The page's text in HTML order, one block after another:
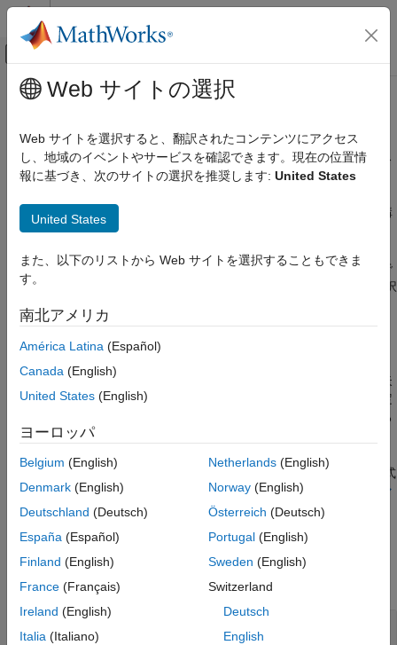
コンテンツへスキップ
オフキャンバス ナビゲーション メ
ドキュメンテーションのホーム
シミュレーション
カテゴリ
シミュレーション条件の構成
シミュレーション結果の表示と解析
シミュレーションのテストとデバッグ
パフォーマンスの最適化
メインコンテンツ
シミュレーション条件の構成
ソルバーを選択、初期条件を設定、入力データセットを選択、ス
テップ サイズを設定
ることなく迅速かつ正確にシミュレーションを実行するように構
成することができます。
シミュレーションの構成における最初の手順はソルバーの選択で
す。既定では、Simulink は可変ステップ ソルバーを自動的に選択
します。[コンフィギュレーション パラメーター] ダイアログ ボ
ックスの [ソルバー] ペインで、ソルバー オプションを微調整し
たり、別のソルバーを選択したりできます。
場合によっては、シミュレーションの速度が遅くなる、つまり失
速することがあります。シミュレーションのボトルネックを特定
し、ソルバーのパフォーマンスを改善するための推奨事項を得る
には、ソルバー プロファイラーを使用します。
シミュレーション パフォーマンスの最適化に関する自己学習形式
の対話型コースを受講するには、シミュレーションのパフォーマ
ンスの最適化を参照してください。
関数
すべて展開する
Web サイトの選択
Web サイトを選択すると、翻訳されたコンテンツにアクセス
し、地域のイベントやサービスを確認できます。現在の位置情
報に基づき、次のサイトの選択を推奨します: United States
United States
また、以下のリストから Web サイトを選択することもできま
す。
南北アメリカ
América Latina (Español)
Canada (English)
United States (English)
ヨーロッパ
Belgium (English)
Denmark (English)
Deutschland (Deutsch)
España (Español)
Finland (English)
France (Français)
Ireland (English)
Italia (Italiano)
Netherlands(English)
Norway(English)
Österreich (Deutsch)
Portugal(English)
Sweden (English)
Switzerland
Deutsch
English